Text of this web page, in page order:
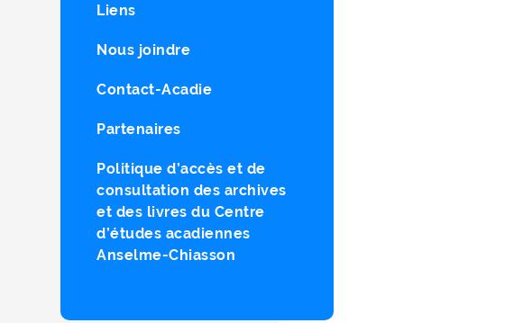
Liens
Nous joindre
Contact-Acadie
Partenaires
Politique d’accès et de
consultation des archives
et des livres du Centre
d’études acadiennes
Anselme-Chiasson